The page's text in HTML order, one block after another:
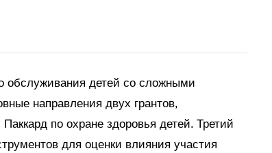
детей со сложными
направления двух грантов,
по охране здоровья детей. Третий
для оценки влияния участия